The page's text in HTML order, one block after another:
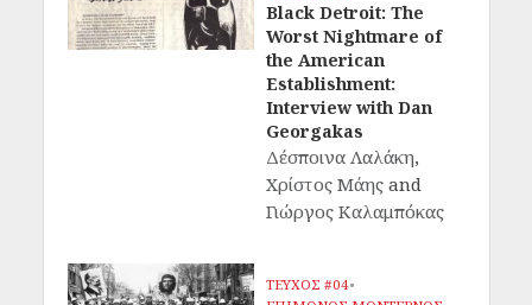
Black Detroit: The
Worst Nightmare of
the American
Establishment:
Interview with Dan
Georgakas
Δέσποινα Λαλάκη,
Χρίστος Μάης and
Γιώργος Καλαμπόκας
ΤΕΥΧΟΣ #04•